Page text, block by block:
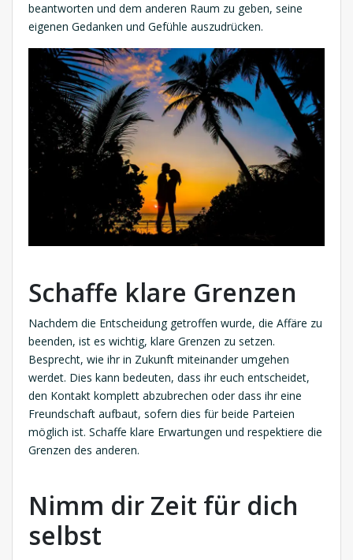
beantworten und dem anderen Raum zu geben, seine
eigenen Gedanken und Gefühle auszudrücken.
Schaffe klare Grenzen
Nachdem die Entscheidung getroffen wurde, die Affäre zu
beenden, ist es wichtig, klare Grenzen zu setzen.
Besprecht, wie ihr in Zukunft miteinander umgehen
werdet. Dies kann bedeuten, dass ihr euch entscheidet,
den Kontakt komplett abzubrechen oder dass ihr eine
Freundschaft aufbaut, sofern dies für beide Parteien
möglich ist. Schaffe klare Erwartungen und respektiere die
Grenzen des anderen.
Nimm dir Zeit für dich
selbst